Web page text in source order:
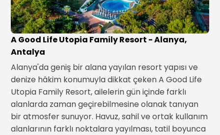
A Good Life Utopia Family Resort - Alanya,
Antalya
Alanya'da geniş bir alana yayılan resort yapısı ve
denize hâkim konumuyla dikkat çeken A Good Life
Utopia Family Resort, ailelerin gün içinde farklı
alanlarda zaman geçirebilmesine olanak tanıyan
bir atmosfer sunuyor. Havuz, sahil ve ortak kullanım
alanlarının farklı noktalara yayılması, tatil boyunca